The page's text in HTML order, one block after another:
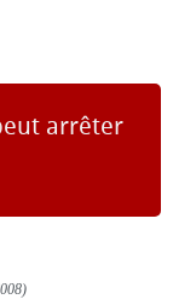
arrêter